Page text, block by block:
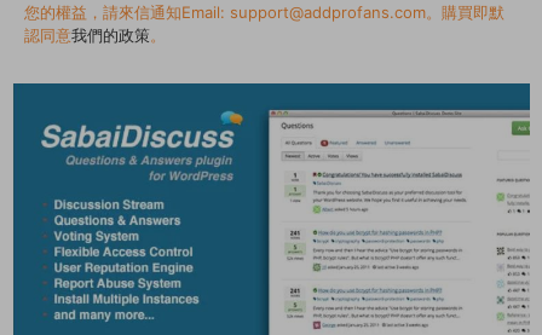
您的權益，請來信通知Email: support@addprofans.com。購買即默
認同意我們的政策。